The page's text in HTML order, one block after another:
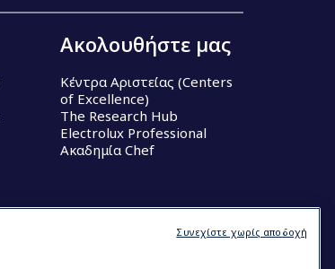
Ακολουθήστε μας
Κέντρα Αριστείας (Centers
of Excellence)
The Research Hub
Electrolux Professional
Ακαδημία Chef
Συνεχίστε χωρίς αποδοχή